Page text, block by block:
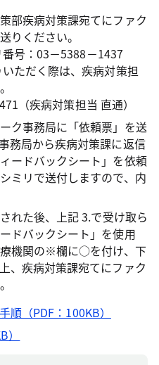
部疾病対策課宛てにファク
りください。
号：03－5388－1437
ただく際は、疾病対策担
（疾病対策担当 直通）
ク事務局に「依頼票」を送
務局から疾病対策課に返信
ードバックシート」を依頼
ミリで送付しますので、内
れた後、上記 3.で受け取ら
ドバックシート」を使用
機関の※欄に○を付け、下
、疾病対策課宛てにファク
順（PDF：100KB）